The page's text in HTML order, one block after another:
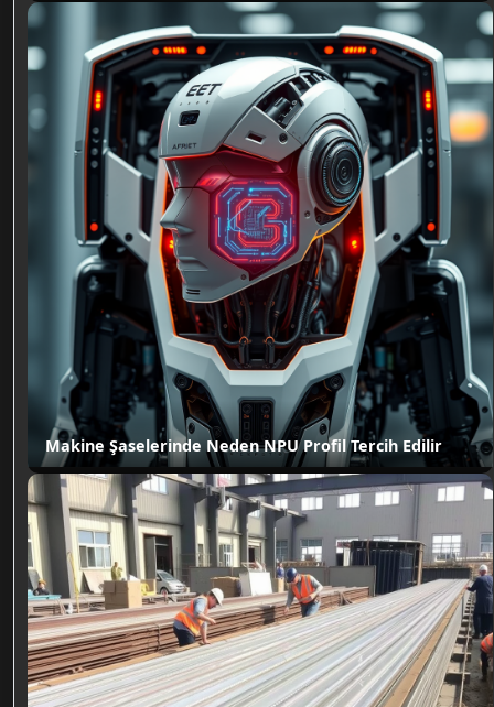
Makine Şaselerinde Neden NPU Profil Tercih Edilir